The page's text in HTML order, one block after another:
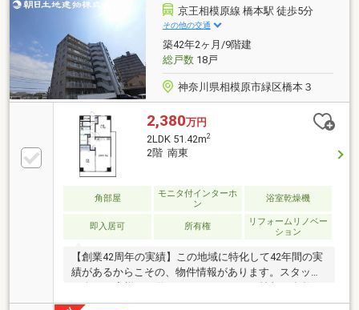
京王相模原線 橋本駅 徒歩5分
その他の交通
築42年2ヶ月/9階建
総戸数18戸
神奈川県相模原市緑区橋本３
2,380万円
2LDK 51.42m2
2階 南東
角部屋
モニタ付インターホ
ン
浴室乾燥機
即入居可 所有権
リフォームリノベー
ション
【創業42周年の実績】この地域に特化して42年間の実
績があるからこその、物件情報があります。スタッフ
30名でお客様がご覧になったことのない情報を多数ご
用意しております。ご案内・詳細な資料のご請求はお